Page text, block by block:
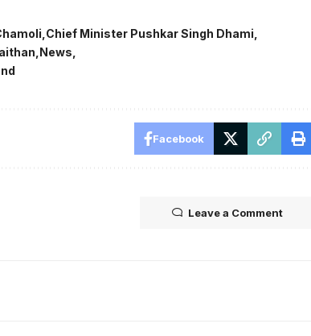
Chief Minister Pushkar Singh Dhami
News
Facebook
Leave a Comment